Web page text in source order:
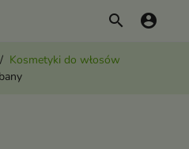
search account_circle
Kosmetyki do włosów